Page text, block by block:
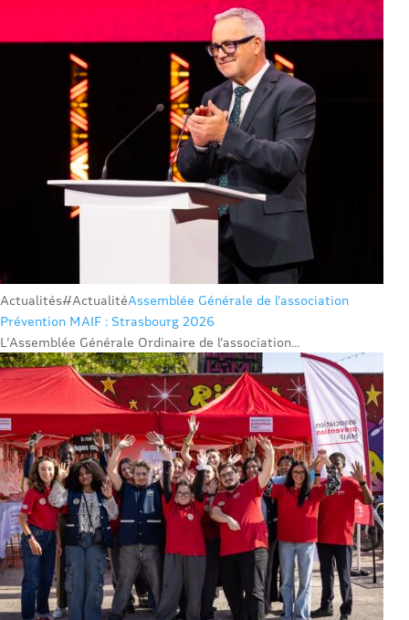
Actualités#ActualitéAssemblée Générale de l’association
Prévention MAIF : Strasbourg 2026
L’Assemblée Générale Ordinaire de l’association...